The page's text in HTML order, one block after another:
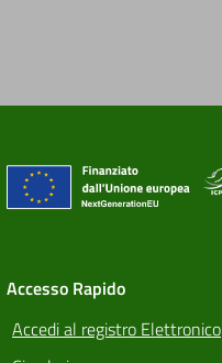
Accesso Rapido
Accedi al registro Elettronico